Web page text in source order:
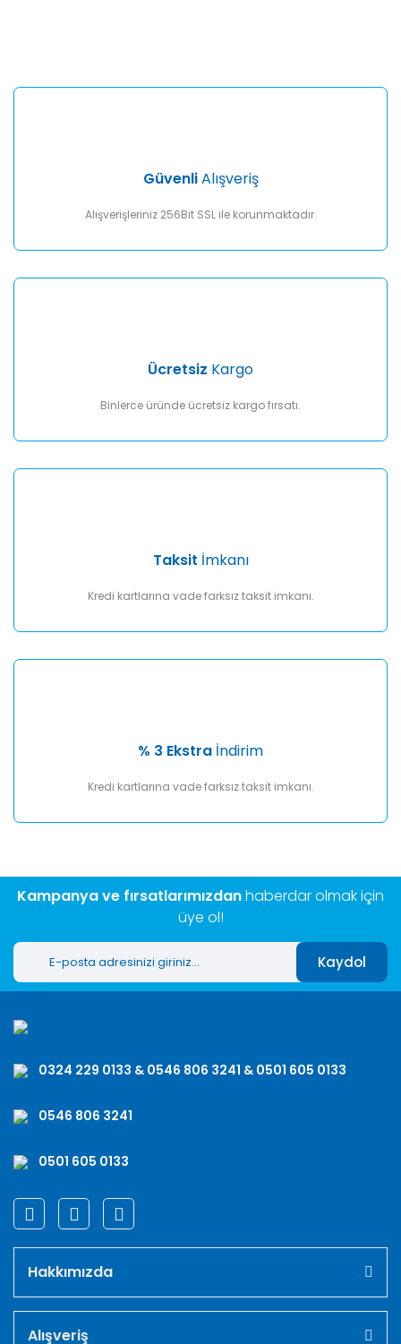
Yorum Yaz
Ürün fiyatı diğer sitelerden daha pahalı.
GüvenliAlışveriş
Alışverişleriniz 256Bit SSL ile korunmaktadır.
Ücretsiz Kargo
Binlerce üründe ücretsiz kargo fırsatı.
Taksit İmkanı
Kredi kartlarına vade farksız taksit imkanı.
% 3 Ekstra İndirim
Kredi kartlarına vade farksız taksit imkanı.
Kampanya ve fırsatlarımızdanhaberdar olmak için
üye ol!
Kaydol
0324 229 0133 & 0546 806 3241 & 0501 605 0133
0546 806 3241
0501 605 0133
Hakkımızda
Alışveriş